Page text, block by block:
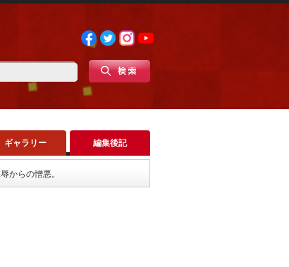
ギャラリー 編集後記
からの憎悪。